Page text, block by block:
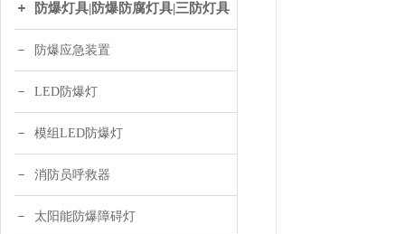
防爆灯具|防爆防腐灯具|三防灯具
防爆应急装置
LED防爆灯
模组LED防爆灯
消防员呼救器
太阳能防爆障碍灯